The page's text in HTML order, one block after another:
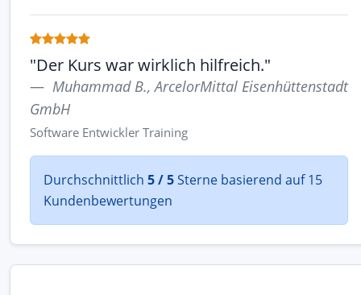
"Der Kurs war wirklich hilfreich."
Muhammad B., ArcelorMittal Eisenhüttenstadt
GmbH
Software Entwickler Training
Durchschnittlich 5 / 5Sterne basierend auf 15
Kundenbewertungen